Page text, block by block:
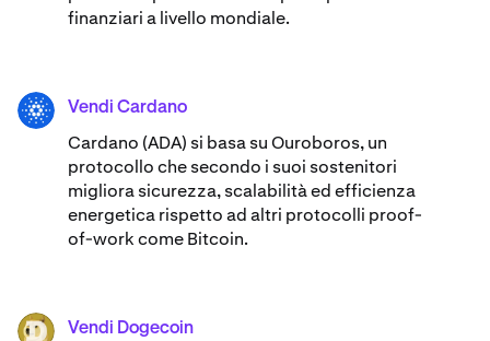
finanziari a livello mondiale.
ADA Vendi Cardano
Cardano (ADA) ​​si basa su Ouroboros, un
protocollo che secondo i suoi sostenitori
migliora sicurezza, scalabilità ed efficienza
energetica rispetto ad altri protocolli proof-
of-work come Bitcoin.
DOGE Vendi Dogecoin